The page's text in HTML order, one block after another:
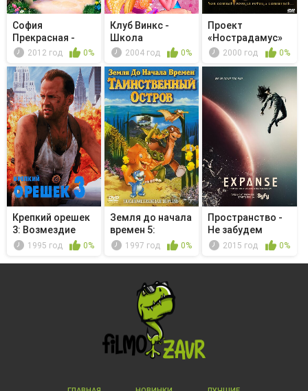
София
Прекрасная -
Школа ворожбы
2012 год 0%
Клуб Винкс -
Школа
волшебниц -
2004 год 0%
Проект
«Нострадамус»
2000 год 0%
Крепкий орешек
3: Возмездие
1995 год 0%
Земля до начала
времен 5:
Таинственны...
1997 год 0%
Пространство -
Не забудем
«Кент»2015 год 0%